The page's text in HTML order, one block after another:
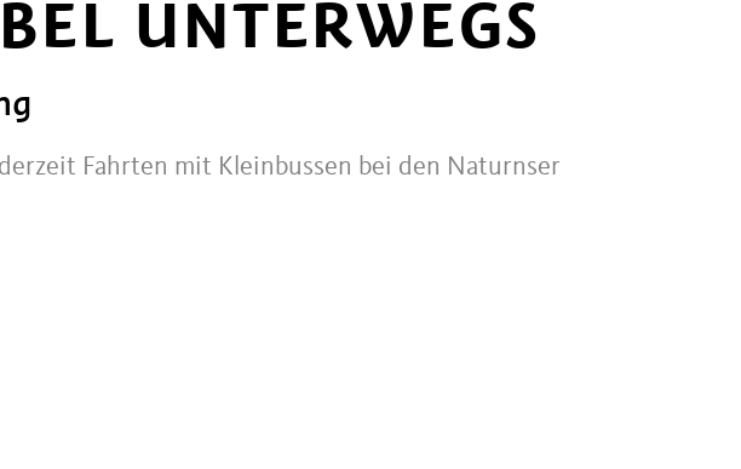
UNTERWEGS
Fahrten mit Kleinbussen bei den Naturnser